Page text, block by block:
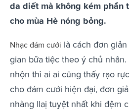
da diết mà không kém phần
cho mùa Hè nóng bỏng.
Nhạc đám cưới là cách đơn
gian bữa tiệc theo ý chủ
nhộn thì ai ai cũng thấy rạo
cho đám cưới hiện đại, đơn
nhàng llaị tuyệt nhất khi đệm